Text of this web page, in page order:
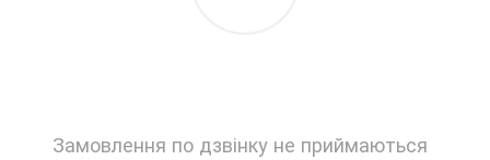
Замовлення по дзвінку не приймаються